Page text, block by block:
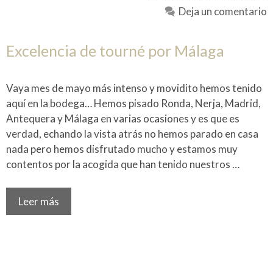
Deja un comentario
Excelencia de tourné por Málaga
Vaya mes de mayo más intenso y movidito hemos tenido
aquí en la bodega… Hemos pisado Ronda, Nerja, Madrid,
Antequera y Málaga en varias ocasiones y es que es
verdad, echando la vista atrás no hemos parado en casa
nada pero hemos disfrutado mucho y estamos muy
contentos por la acogida que han tenido nuestros …
Leer más